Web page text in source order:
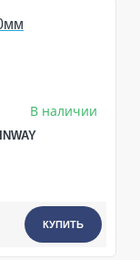
В наличии
КУПИТЬ